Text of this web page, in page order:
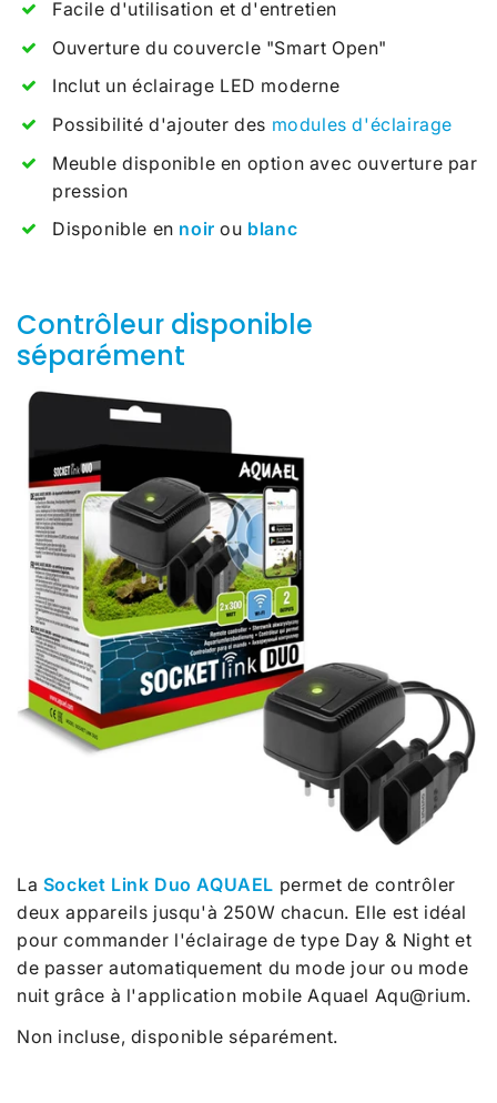
Facile d'utilisation et d'entretien
Ouverture du couvercle "Smart Open"
Inclut un éclairage LED moderne
Possibilité d'ajouter des modules d'éclairage
Meuble disponible en option avec ouverture par
pression
Disponible en noir ou blanc
Contrôleur disponible
séparément
La Socket Link Duo AQUAEL permet de contrôler
deux appareils jusqu'à 250W chacun. Elle est idéal
pour commander l'éclairage de type Day & Night et
de passer automatiquement du mode jour ou mode
nuit grâce à l'application mobile Aquael Aqu@rium.
Non incluse, disponible séparément.